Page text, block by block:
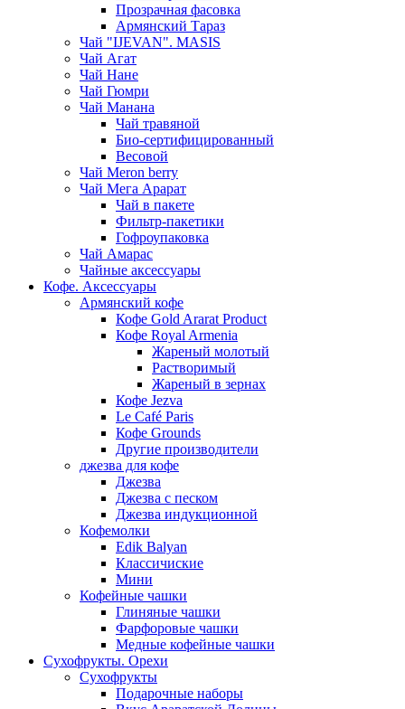
Прозрачная фасовка
Армянский Тараз
Чай "IJEVAN". MASIS
Чай Агат
Чай Нане
Чай Гюмри
Чай Манана
Чай травяной
Био-сертифицированный
Весовой
Чай Meron berry
Чай Мега Арарат
Чай в пакете
Фильтр-пакетики
Гофроупаковка
Чай Амарас
Чайные аксессуары
Кофе. Аксессуары
Армянский кофе
Кофе Gold Ararat Product
Кофе Royal Armenia
Жареный молотый
Растворимый
Жареный в зернах
Кофе Jezva
Le Café Paris
Кофе Grounds
Другие производители
джезва для кофе
Джезва
Джезва с песком
Джезва индукционной
Кофемолки
Edik Balyan
Классичиские
Мини
Кофейные чашки
Глиняные чашки
Фарфоровые чашки
Медные кофейные чашки
Сухофрукты. Орехи
Сухофрукты
Подарочные наборы